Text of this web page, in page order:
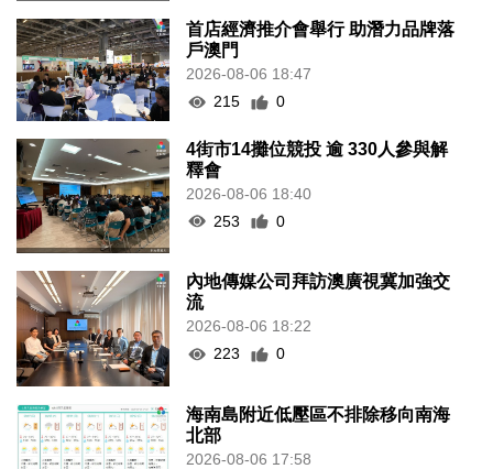
首店經濟推介會舉行 助潛力品牌落
戶澳門
2026-08-06 18:47
215
0
4街市14攤位競投 逾 330人參與解
釋會
2026-08-06 18:40
253
0
內地傳媒公司拜訪澳廣視冀加強交
流
2026-08-06 18:22
223
0
海南島附近低壓區不排除移向南海
北部
2026-08-06 17:58